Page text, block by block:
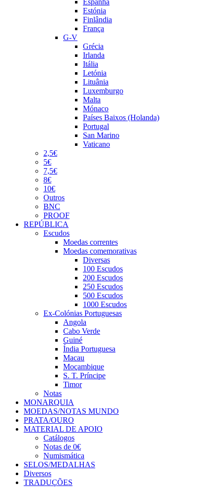
Estónia
Finlândia
França
G-V
Grécia
Irlanda
Itália
Letónia
Lituânia
Luxemburgo
Malta
Mónaco
Países Baixos (Holanda)
Portugal
San Marino
Vaticano
2,5€
5€
7,5€
8€
10€
Outros
BNC
PROOF
REPÚBLICA
Escudos
Moedas correntes
Moedas comemorativas
Diversas
100 Escudos
200 Escudos
250 Escudos
500 Escudos
1000 Escudos
Ex-Colónias Portuguesas
Angola
Cabo Verde
Guiné
Índia Portuguesa
Macau
Moçambique
S. T. Príncipe
Timor
Notas
MONARQUIA
MOEDAS/NOTAS MUNDO
PRATA/OURO
MATERIAL DE APOIO
Catálogos
Notas de 0€
Numismática
SELOS/MEDALHAS
Diversos
TRADUÇÕES